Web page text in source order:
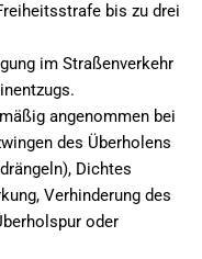
bis zu drei
im Straßenverkehr
angenommen bei
des Überholens
Dichtes
Verhinderung des
oder